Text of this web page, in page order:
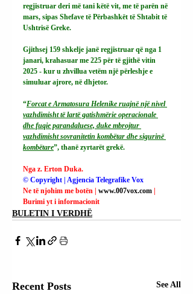
regjistruar deri më tani këtë vit, me të parën në
mars, sipas Shefave të Përbashkët të Shtabit të
Ushtrisë Greke.
Gjithsej 159 shkelje janë regjistruar që nga 1
janari, krahasuar me 225 për të gjithë vitin
2025 - kur u zhvillua vetëm një përleshje e
simuluar ajrore, në dhjetor.
“Forcat e Armatosura Helenike ruajnë një nivel
vazhdimisht të lartë gatishmërie operacionale
dhe fuqie parandaluese, duke mbrojtur
vazhdimisht sovranitetin kombëtar dhe sigurinë
kombëtare”, thanë zyrtarët grekë.
Nga z. Erton Duka.
© Copyright | Agjencia Telegrafike Vox
Ne të njohim me botën | www.007vox.com
Burimi yt i informacionit
BULETIN I VERDHË
Recent Posts See All